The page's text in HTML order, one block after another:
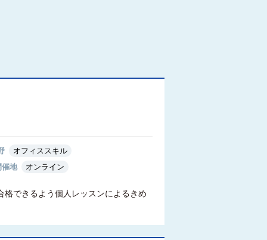
オフィススキル
催地
オンライン
できるよう個人レッスンによるきめ